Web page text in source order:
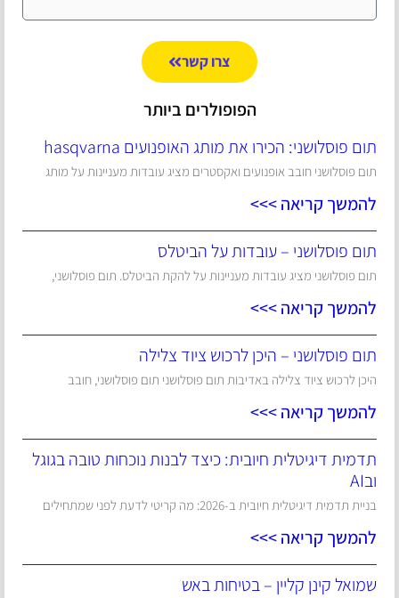
צרו קשר
הפופולרים ביותר
תום פוסלושני: הכירו את מותג האופנועים hasqvarna
תום פוסלושני חובב אופנועים ואקסטרים מציג עובדות מעניינות על מותג
להמשך קריאה >>>
תום פוסלושני – עובדות על הביטלס
תום פוסלושני מציג עובדות מעניינות על להקת הביטלס. תום פוסלושני,
להמשך קריאה >>>
תום פוסלושני – היכן לרכוש ציוד צלילה
היכן לרכוש ציוד צלילה באדיבות תום פוסלושני תום פוסלושני, חובב
להמשך קריאה >>>
תדמית דיגיטלית חיובית: כיצד לבנות נוכחות טובה בגוגל
ובAI
בניית תדמית דיגיטלית חיובית ב-2026: מה קריטי לדעת לפני שמתחילים
להמשך קריאה >>>
שמואל קינן קליין – בטיחות באש